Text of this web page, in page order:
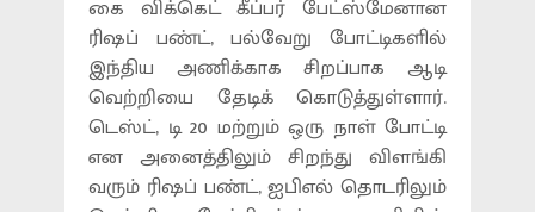
கை விக்கெட் கீப்பர் பேட்ஸ்மேனான
ரிஷப் பண்ட், பல்வேறு போட்டிகளில்
இந்திய அணிக்காக சிறப்பாக ஆடி
வெற்றியை தேடிக் கொடுத்துள்ளார்.
டெஸ்ட், டி 20 மற்றும் ஒரு நாள் போட்டி
என அனைத்திலும் சிறந்து விளங்கி
வரும் ரிஷப் பண்ட், ஐபிஎல் தொடரிலும்